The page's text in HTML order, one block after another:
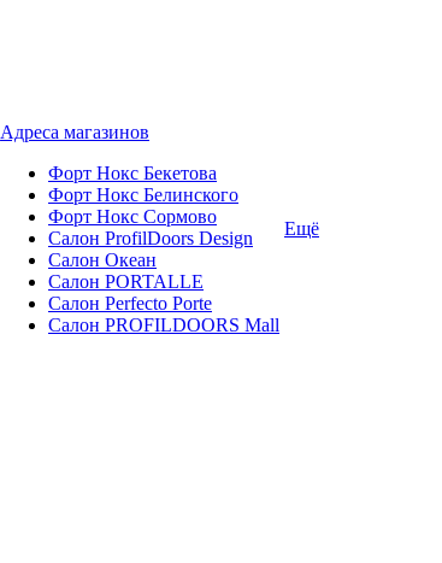
Адреса магазинов
Форт Нокс Бекетова
Форт Нокс Белинского
Форт Нокс Сормово
Салон ProfilDoors Design
Салон Океан
Салон PORTALLE
Салон Perfecto Portе
Салон PROFILDOORS Mall
Ещё